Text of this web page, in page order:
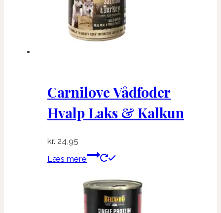
Carnilove Vådfoder
Hvalp Laks & Kalkun
kr. 24,95
Læs mere